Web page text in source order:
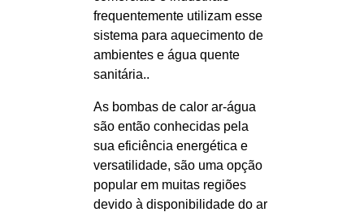
frequentemente utilizam esse
sistema para aquecimento de
ambientes e água quente
sanitária..
As bombas de calor ar-água
são então conhecidas pela
sua eficiência energética e
versatilidade, são uma opção
popular em muitas regiões
devido à disponibilidade do ar